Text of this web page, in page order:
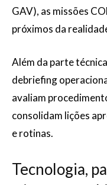
GAV), as missões
próximos da
Além da parte
debriefing
avaliam
consolidam lições
e rotinas.
Tecnologia,